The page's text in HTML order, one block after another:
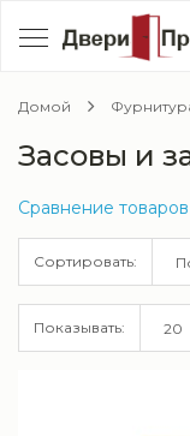
Домой
Засовы и
Сравнение
Сортировать:
Показывать: